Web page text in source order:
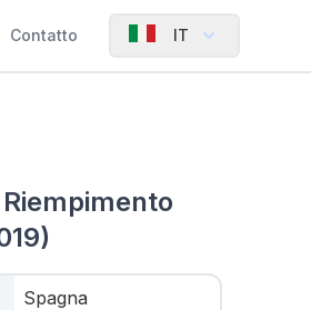
Contatto IT
Spagna